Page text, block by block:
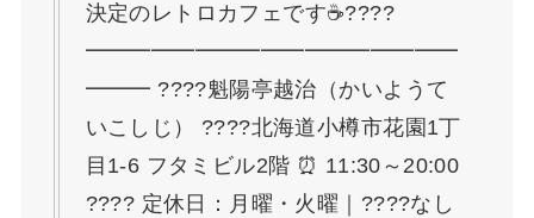
決定のレトロカフェです☕????
━━━━━━━━━━━━━━━━━
━━━ ????魁陽亭越治（かいようて
いこしじ） ????北海道小樽市花園1丁
目1-6 フタミビル2階 ⏰ 11:30～20:00
???? 定休日：月曜・火曜｜????なし